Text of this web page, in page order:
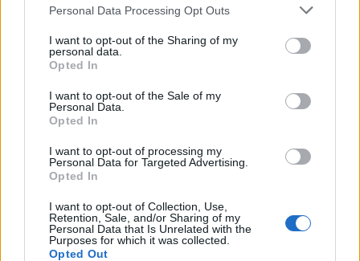
Personal Data Processing Opt Outs
I want to opt-out of the Sharing of my
personal data.
Opted In
I want to opt-out of the Sale of my
Personal Data.
Opted In
I want to opt-out of processing my
Personal Data for Targeted Advertising.
Opted In
I want to opt-out of Collection, Use,
Retention, Sale, and/or Sharing of my
Personal Data that Is Unrelated with the
Purposes for which it was collected.
Opted Out
novog poglavlja za mnoge, posebno kada su u
#kad si srećan #"Srećni ljudi"